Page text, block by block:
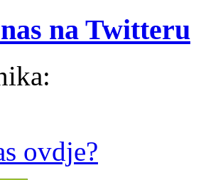
na Twitteru
ovdje?